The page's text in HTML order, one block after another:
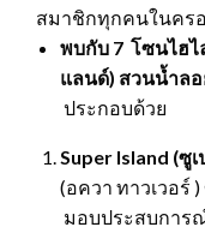
สมาชิกทุกคนในคร
พบกับ 7 โซนไฮไ
แลนด์) สวนน้ำล
ประกอบด้วย
Super Island (ซู
(อควา ทาวเวอร์
มอบประสบการ